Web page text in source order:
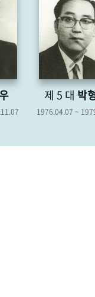
영상 기록물
장
종 제 6 대
1978.12.19 ~